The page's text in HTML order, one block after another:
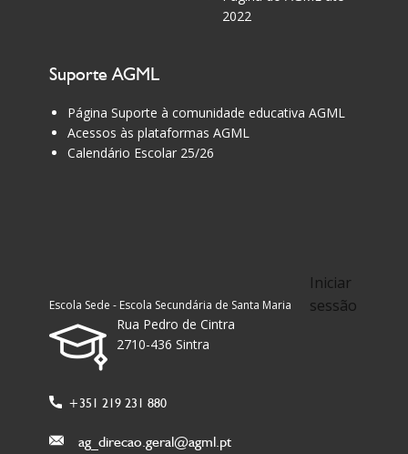
2022
Suporte AGML
Página Suporte à comunidade educativa AGML
Acessos às plataformas AGML
Calendário Escolar 25/26
Iniciar
sessão
Escola Sede - Escola Secundária de Santa Maria
Rua Pedro de Cintra
2710-436 Sintra
+351 219 231 880
ag_direcao.geral@agml.pt